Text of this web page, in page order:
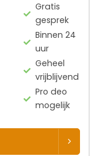
Gratis
gesprek
Binnen 24
uur
Geheel
vrijblijvend
Pro deo
mogelijk